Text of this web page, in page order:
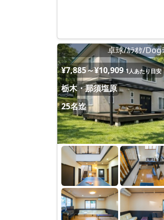
卓球/ｶﾗｵｹ/Dog
¥7,885～¥10,909 1人あたり目安
栃木・那須塩原
25名迄